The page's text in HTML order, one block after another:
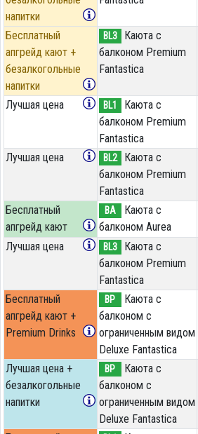
напитки
Бесплатный
апгрейд кают +
безалкогольные
напитки
BL3
Каюта с
балконом Premium
Fantastica
Лучшая цена BL1
Каюта с
балконом Premium
Fantastica
Лучшая цена BL2
Каюта с
балконом Premium
Fantastica
Бесплатный
апгрейд кают
BA
Каюта с
балконом Aurea
Лучшая цена BL3
Каюта с
балконом Premium
Fantastica
Бесплатный
апгрейд кают +
Premium Drinks
BP
Каюта с
балконом c
ограниченным видом
Deluxe Fantastica
Лучшая цена +
безалкогольные
напитки
BP
Каюта с
балконом c
ограниченным видом
Deluxe Fantastica